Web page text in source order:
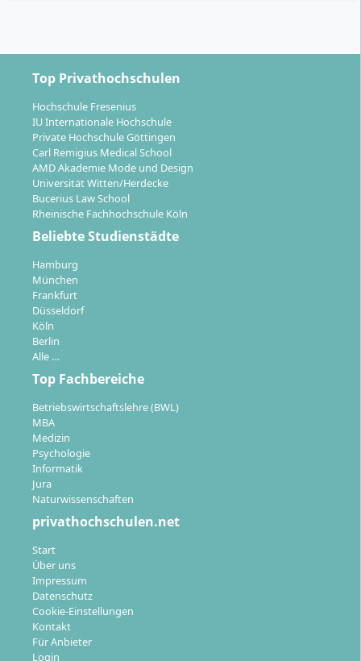
Top Privathochschulen
Hochschule Fresenius
IU Internationale Hochschule
Private Hochschule Göttingen
Carl Remigius Medical School
AMD Akademie Mode und Design
Universität Witten/Herdecke
Bucerius Law School
Rheinische Fachhochschule Köln
Beliebte Studienstädte
Hamburg
München
Frankfurt
Düsseldorf
Köln
Berlin
Alle …
Top Fachbereiche
Betriebswirtschaftslehre (BWL)
MBA
Medizin
Psychologie
Informatik
Jura
Naturwissenschaften
privathochschulen.net
Start
Über uns
Impressum
Datenschutz
Cookie-Einstellungen
Kontakt
Für Anbieter
Login